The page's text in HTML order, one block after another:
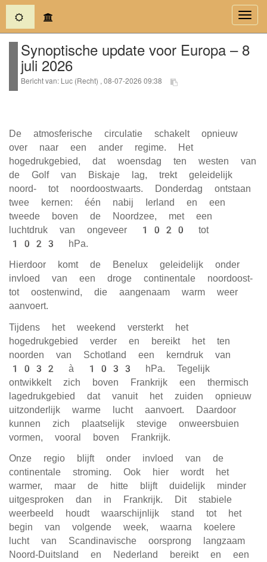
(current)
Synoptische update voor Europa – 8
juli 2026
Bericht van: Luc (Recht) , 08-07-2026 09:38
De atmosferische circulatie schakelt opnieuw
over naar een ander regime. Het
hogedrukgebied, dat woensdag ten westen van
de Golf van Biskaje lag, trekt geleidelijk
noord- tot noordoostwaarts. Donderdag ontstaan
twee kernen: één nabij Ierland en een
tweede boven de Noordzee, met een
luchtdruk van ongeveer 1020 tot
1023 hPa.
Hierdoor komt de Benelux geleidelijk onder
invloed van een droge continentale noordoost-
tot oostenwind, die aangenaam warm weer
aanvoert.
Tijdens het weekend versterkt het
hogedrukgebied verder en bereikt het ten
noorden van Schotland een kerndruk van
1032 à 1033 hPa. Tegelijk
ontwikkelt zich boven Frankrijk een thermisch
lagedrukgebied dat vanuit het zuiden opnieuw
uitzonderlijk warme lucht aanvoert. Daardoor
kunnen zich plaatselijk stevige onweersbuien
vormen, vooral boven Frankrijk.
Onze regio blijft onder invloed van de
continentale stroming. Ook hier wordt het
warmer, maar de hitte blijft duidelijk minder
uitgesproken dan in Frankrijk. Dit stabiele
weerbeeld houdt waarschijnlijk stand tot het
begin van volgende week, waarna koelere
lucht van Scandinavische oorsprong langzaam
Noord-Duitsland en Nederland bereikt en een